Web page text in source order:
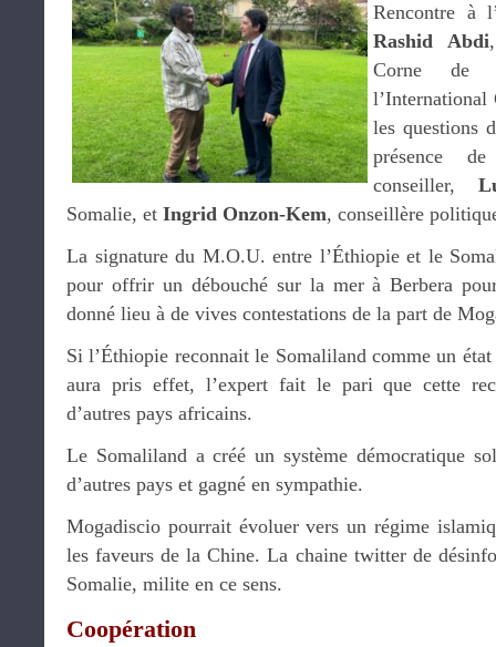
Rencontre à
Rashid Abdi
Corne de
l’International
les questions
présence
conseiller,
Somalie, et Ingrid Onzon-Kem, conseillère
La signature du M.O.U. entre l’Éthiopie et le
pour offrir un débouché sur la mer à Berbera
donné lieu à de vives contestations de la part de
Si l’Éthiopie reconnait le Somaliland comme un
aura pris effet, l’expert fait le pari que cette
d’autres pays africains.
Le Somaliland a créé un système démocratique
d’autres pays et gagné en sympathie.
Mogadiscio pourrait évoluer vers un régime
les faveurs de la Chine. La chaine twitter de
Somalie, milite en ce sens.
Coopération